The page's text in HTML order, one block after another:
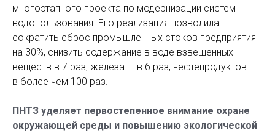
многоэтапного проекта по модернизации систем
водопользования. Его реализация позволила
сократить сброс промышленных стоков предприятия
на 30%, снизить содержание в воде взвешенных
веществ в 7 раз, железа — в 6 раз, нефтепродуктов —
в более чем 100 раз.
ПНТЗ уделяет первостепенное внимание охране
окружающей среды и повышению экологической